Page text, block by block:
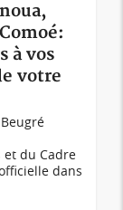
à vos
votre
et du Cadre
dans